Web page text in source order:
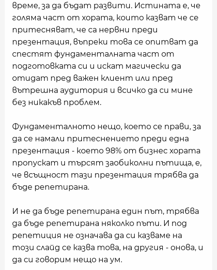
време, за да бъдат развити. Истината е, че
голяма част от хората, които казват че се
притесняват, че са нервни преди
презентация, въпреки това се опитват да
спестят фундаменталната част от
подготовката си и искат магически да
отидат пред важен клиент или пред
вътрешна аудитория и всичко да си мине
без никакъв проблем.
Фундаменталното нещо, което се прави, за
да се намали притеснението преди една
презентация - което 98% от бизнес хората
пропускат и търсят заобиколни пътища, е,
че всъщност тази презентация трябва да
бъде репетирана.
И не да бъде репетирана един път, трябва
да бъде репетирана няколко пъти. И под
репетиция не означава да си казваме на
този слайд се казва това, на другия - онова, и
да си говорим нещо на ум.